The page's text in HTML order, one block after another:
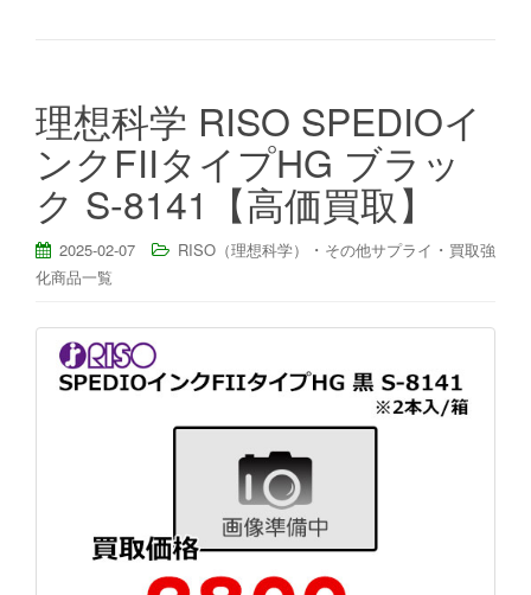
理想科学 RISO SPEDIOイ
ンクFIIタイプHG ブラッ
ク S-8141【高価買取】
2025-02-07 RISO（理想科学） ・ その他サプライ ・ 買取強
化商品一覧